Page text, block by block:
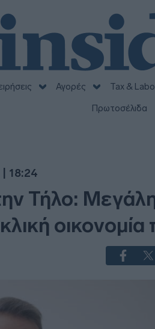
Αγορές Tax &
Πρωτοσέλιδα
18:24
Τήλο: